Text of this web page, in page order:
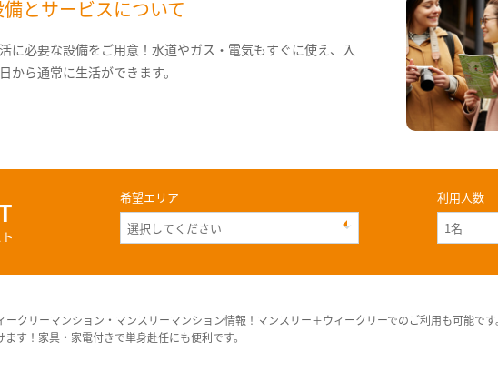
とサービスについて
に必要な設備をご用意！水道やガス・電気もすぐに使え、入
から通常に生活ができます。
希望エリア 利用人数
ークリーマンション・マンスリーマンション情報！マンスリー＋ウィークリーでのご利用も可能で
す！家具・家電付きで単身赴任にも便利です。